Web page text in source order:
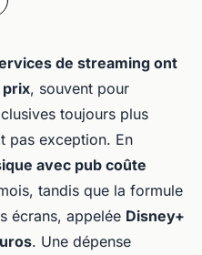
de streaming ont
prix, souvent pour
toujours plus
pas exception. En
avec pub coûte
tandis que la formule
écrans, appelée Disney+
. Une dépense